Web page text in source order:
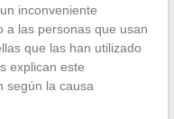
inconveniente
a las personas que usan
que las han utilizado
explican este
según la causa